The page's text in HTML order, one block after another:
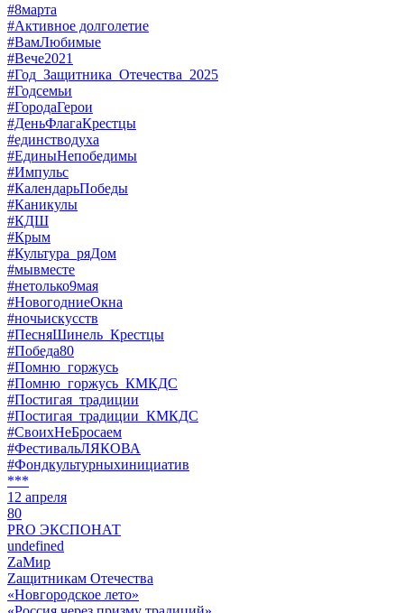
#8марта
#Активное долголетие
#ВамЛюбимые
#Вече2021
#Год_Защитника_Отечества_2025
#Годсемьи
#ГородаГерои
#ДеньФлагаКрестцы
#единстводуха
#ЕдиныНепобедимы
#Импульс
#КалендарьПобеды
#Каникулы
#КДШ
#Крым
#Культура_ряДом
#мывместе
#нетолько9мая
#НовогодниеОкна
#ночьискусств
#ПесняШинель_Крестцы
#Победа80
#Помню_горжусь
#Помню_горжусь_КМКДС
#Постигая_традиции
#Постигая_традиции_КМКДС
#СвоихНеБросаем
#ФестивальЛЯКОВА
#Фондкультурныхинициатив
***
12 апреля
80
PRO ЭКСПОНАТ
undefined
ZaМир
Zащитникам Отечества
«Новгородское лето»